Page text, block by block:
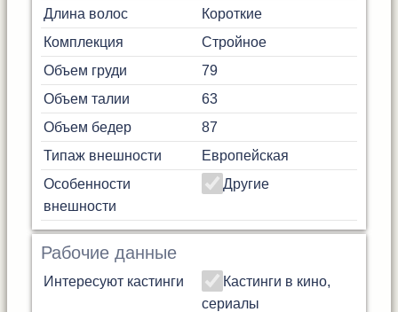
Длина волос
Короткие
Комплекция
Стройное
Объем груди
79
Объем талии
63
Объем бедер
87
Типаж внешности
Европейская
Особенности
внешности
Другие
Рабочие данные
Интересуют кастинги
Кастинги в кино,
сериалы